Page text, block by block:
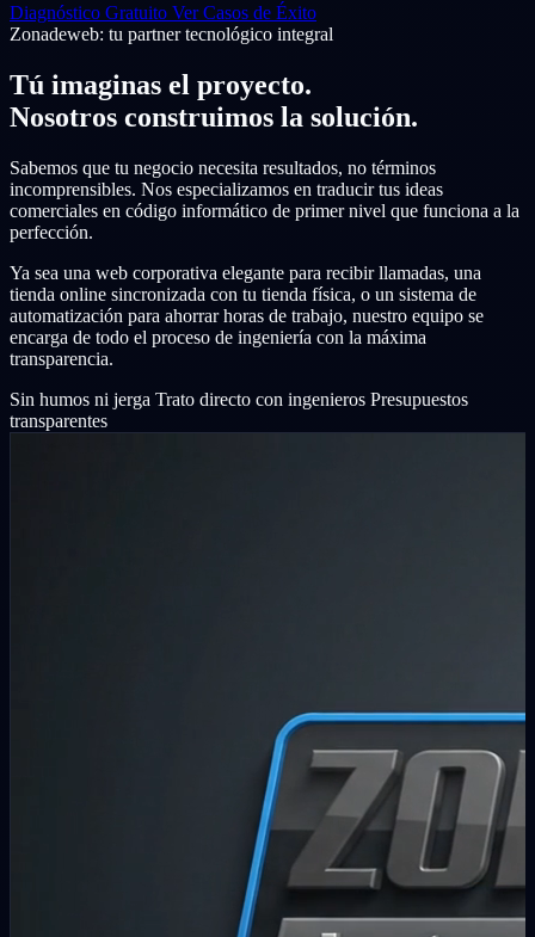
Diagnóstico Gratuito Ver Casos de Éxito
Zonadeweb: tu partner tecnológico integral
Tú imaginas el proyecto.
Nosotros construimos la solución.
Sabemos que tu negocio necesita resultados, no términos
incomprensibles. Nos especializamos en traducir tus ideas
comerciales en código informático de primer nivel que funciona a la
perfección.
Ya sea una web corporativa elegante para recibir llamadas, una
tienda online sincronizada con tu tienda física, o un sistema de
automatización para ahorrar horas de trabajo, nuestro equipo se
encarga de todo el proceso de ingeniería con la máxima
transparencia.
Sin humos ni jerga Trato directo con ingenieros Presupuestos
transparentes